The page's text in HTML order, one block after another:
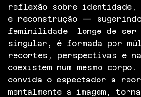
reflexão sobre identidade,
e reconstrução —
feminilidade, longe de ser
singular, é formada por
recortes, perspectivas e
coexistem num mesmo
convida o espectador a
mentalmente a imagem,